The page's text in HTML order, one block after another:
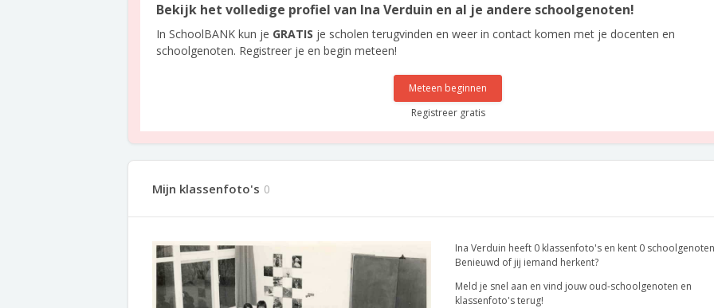
Bekijk het volledige profiel van Ina Verduin en al je andere schoolgenoten!
In SchoolBANK kun je GRATIS je scholen terugvinden en weer in contact komen met je docenten en
schoolgenoten. Registreer je en begin meteen!
Meteen beginnen
Registreer gratis
Mijn klassenfoto's 0
Ina Verduin heeft 0 klassenfoto's en kent 0
Benieuwd of jij iemand herkent?
Meld je snel aan en vind jouw oud-schoolgenoten en
klassenfoto's terug!